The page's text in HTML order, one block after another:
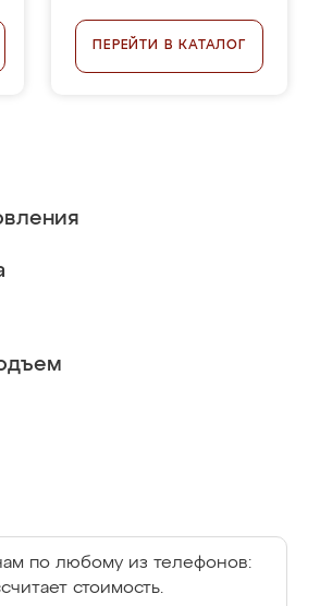
ПЕРЕЙТИ В КАТАЛОГ
по любому из телефонов:
стоимость.